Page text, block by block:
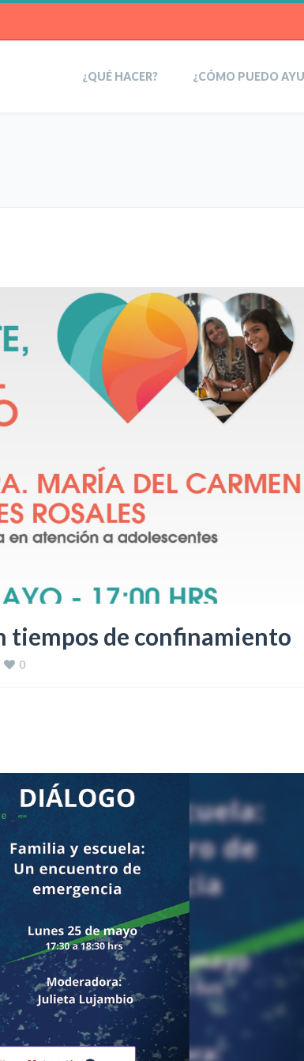
¿QUÉ HACER? ¿CÓMO PUEDO
tiempos de confinamiento
0